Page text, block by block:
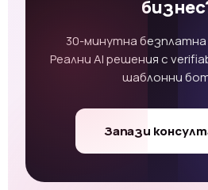
30-минутна безплатна
Реални AI решения с
шаблонни
Запази